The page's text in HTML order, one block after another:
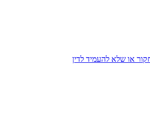
או שלא להעמיד לדין